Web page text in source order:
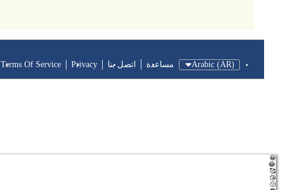
Arabic (AR) مساعدة اتصل بنا Privacy
Terms Of Service
😀
😂
🥰
😘
🤢